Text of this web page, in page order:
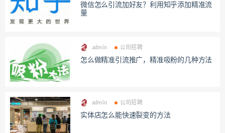
微信怎么引流加好友？利用知乎添加精准流
量
admin 公司招聘
怎么做精准引流推广，精准吸粉的几种方法
admin 公司招聘
实体店怎么能快速裂变的方法